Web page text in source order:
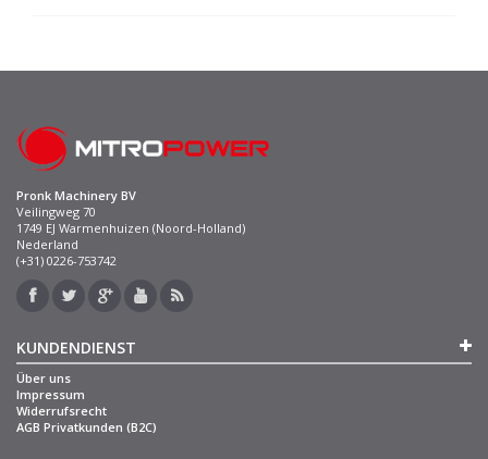
Pronk Machinery BV
Veilingweg 70
1749 EJ Warmenhuizen (Noord-Holland)
Nederland
(+31) 0226-753742
KUNDENDIENST
Über uns
Impressum
Widerrufsrecht
AGB Privatkunden (B2C)